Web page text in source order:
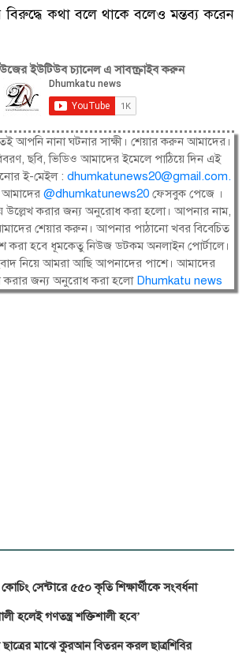
বিরুদ্ধে কথা বলে থাকে বলেও মন্তব্য করেন
ইউটিউব চ্যানেল এ সাবস্ক্রাইব করুন
আপনি নানা ঘটনার সাক্ষী। শেয়ার করুন আমাদের।
ছবি, ভিডিও আমাদের ইমেলে পাঠিয়ে দিন এই
ই-মেইল : dhumkatunews20@gmail.com.
@dhumkatunews20 ফেসবুক পেজে ।
উল্লেখ করার জন্য অনুরোধ করা হলো। আপনার নাম,
শেয়ার করুন। আপনার পাঠানো খবর বিবেচিত
করা হবে ধূমকেতু নিউজ ডটকম অনলাইন পোর্টালে।
নিয়ে আমরা আছি আপনাদের পাশে। আমাদের
করার জন্য অনুরোধ করা হলো Dhumkatu news
সেন্টারে ৫৫০ কৃতি শিক্ষার্থীকে সংবর্ধনা
হলেই গণতন্ত্র শক্তিশালী হবে’
মাঝে কুরআন বিতরন করল ছাত্রশিবির